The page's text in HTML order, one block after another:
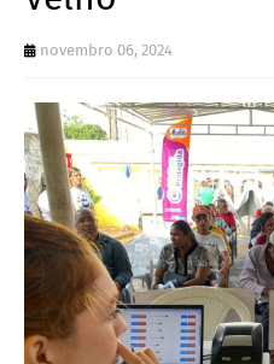
novembro 06, 2024